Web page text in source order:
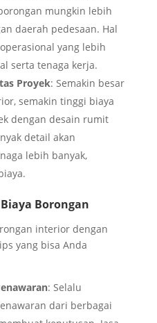
mungkin lebih
daerah pedesaan. Hal
yang lebih
serta tenaga kerja.
Proyek: Semakin besar
semakin tinggi biaya
dengan desain rumit
detail akan
lebih banyak,
Borongan
interior dengan
yang bisa Anda
: Selalu
dari berbagai